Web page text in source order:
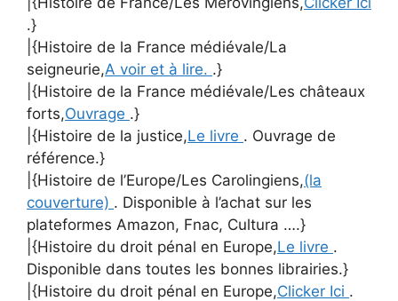
.}
|{Histoire de la France médiévale/La
seigneurie,A voir et à lire. .}
|{Histoire de la France médiévale/Les châteaux
forts,Ouvrage .}
|{Histoire de la justice,Le livre . Ouvrage de
référence.}
|{Histoire de l’Europe/Les Carolingiens,(la
couverture) . Disponible à l’achat sur les
plateformes Amazon, Fnac, Cultura ….}
|{Histoire du droit pénal en Europe,Le livre .
Disponible dans toutes les bonnes librairies.}
|{Histoire du droit pénal en Europe,Clicker Ici .